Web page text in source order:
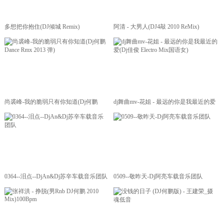
多想把你抱住(DJ倾城 Remix) 阿清 - 大男人(DJ4敲 2010 ReMix)
尚裘峰-我的脆弱只有你知道(Dj何鹏
Dance Rmx 2013 弹)
dj舞曲mv-花姐 - 最远的你是我最近的爱
(Dj佳俊 Electro Mix国语女)
0364--泪点--DjAn&Dj苏辛车载音乐团队 0509--敬昨天-Dj阿亮车载音乐团队